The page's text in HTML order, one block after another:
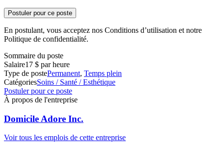
Postuler pour ce poste
En postulant, vous acceptez nos Conditions d’utilisation et notre
Politique de confidentialité.
Sommaire du poste
Salaire17 $ par heure
Type de postePermanent, Temps plein
CatégoriesSoins / Santé / Esthétique
Postuler pour ce poste
À propos de l'entreprise
Domicile Adore Inc.
Voir tous les emplois de cette entreprise